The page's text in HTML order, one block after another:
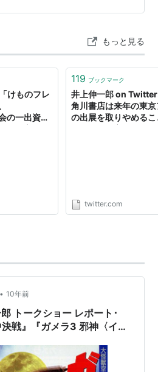
もっと見る
けものフレ
の一出資企
119 ブックマーク
井上伸一郎 on
角川書店は来年の東
の出展を取りやめる
twitter.com
• 10年前
トークショー レポート･
決戦』『ガメラ3 邪神〈イリ